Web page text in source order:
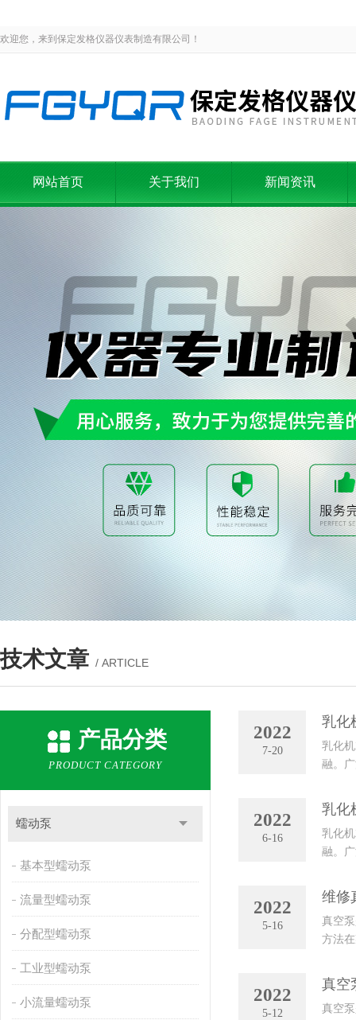
欢迎您，来到保定发格仪器仪表制造有限公司！
网站首页 关于我们 新闻资讯
技术文章 / ARTICLE
产品分类
PRODUCT CATEGORY
蠕动泵
基本型蠕动泵
流量型蠕动泵
分配型蠕动泵
工业型蠕动泵
小流量蠕动泵
2022
7-20
乳化
乳化
融。
2022
6-16
乳化
乳化
融。
2022
5-16
维修
真空
方法
2022
5-12
真空
真空